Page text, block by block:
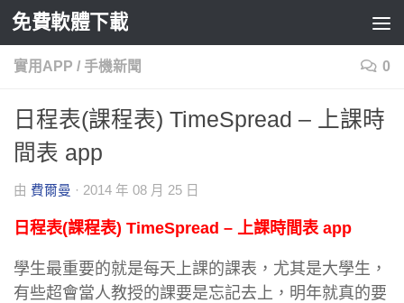
Skip to content
免費軟體下載
實用APP / 手機新聞 0
日程表(課程表) TimeSpread – 上課時
間表 app
由 費爾曼 · 2014 年 08 月 25 日
日程表(課程表) TimeSpread – 上課時間表 app
學生最重要的就是每天上課的課表，尤其是大學生，
有些超會當人教授的課要是忘記去上，明年就真的要